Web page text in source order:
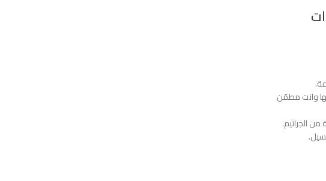
وانت مطمّن
الجراثيم.